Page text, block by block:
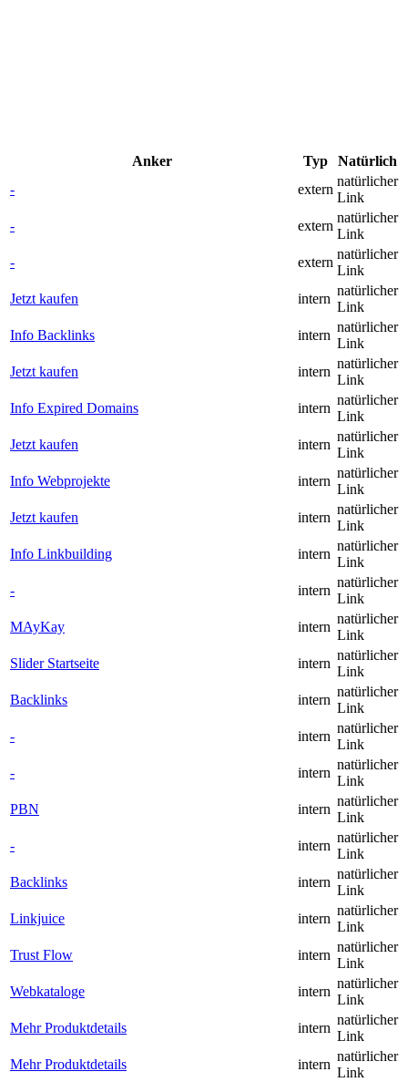
Anker Typ
Natürlich
-
extern
natürlicher
Link
-
extern
natürlicher
Link
-
extern
natürlicher
Link
Jetzt kaufen
intern
natürlicher
Link
Info Backlinks
intern
natürlicher
Link
Jetzt kaufen
intern
natürlicher
Link
Info Expired Domains
intern
natürlicher
Link
Jetzt kaufen
intern
natürlicher
Link
Info Webprojekte
intern
natürlicher
Link
Jetzt kaufen
intern
natürlicher
Link
Info Linkbuilding
intern
natürlicher
Link
-
intern
natürlicher
Link
MAyKay
intern
natürlicher
Link
Slider Startseite
intern
natürlicher
Link
Backlinks
intern
natürlicher
Link
-
intern
natürlicher
Link
-
intern
natürlicher
Link
PBN
intern
natürlicher
Link
-
intern
natürlicher
Link
Backlinks
intern
natürlicher
Link
Linkjuice
intern
natürlicher
Link
Trust Flow
intern
natürlicher
Link
Webkataloge
intern
natürlicher
Link
Mehr Produktdetails
intern
natürlicher
Link
Mehr Produktdetails
intern
natürlicher
Link